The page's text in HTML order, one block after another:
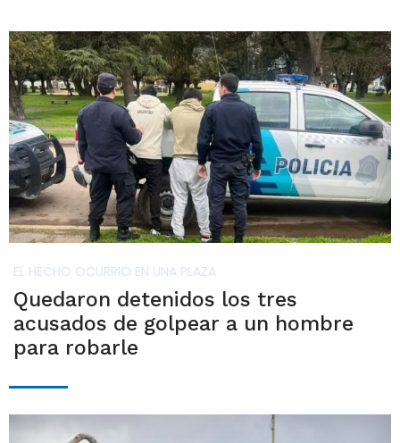
EL HECHO OCURRIÓ EN UNA PLAZA
Quedaron detenidos los tres
acusados de golpear a un hombre
para robarle